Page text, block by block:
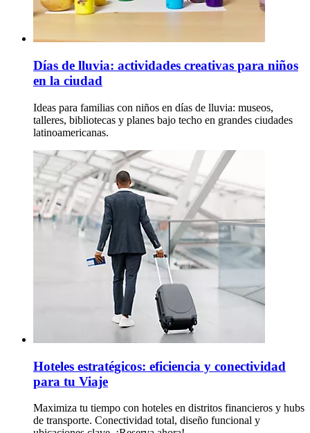
Días de lluvia: actividades creativas para niños
en la ciudad
Ideas para familias con niños en días de lluvia: museos,
talleres, bibliotecas y planes bajo techo en grandes ciudades
latinoamericanas.
Hoteles estratégicos: eficiencia y conectividad
para tu Viaje
Maximiza tu tiempo con hoteles en distritos financieros y hubs
de transporte. Conectividad total, diseño funcional y